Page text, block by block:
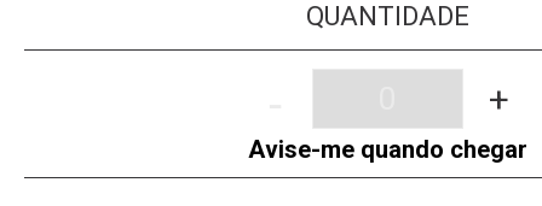
QUANTIDADE
+
Avise-me quando chegar